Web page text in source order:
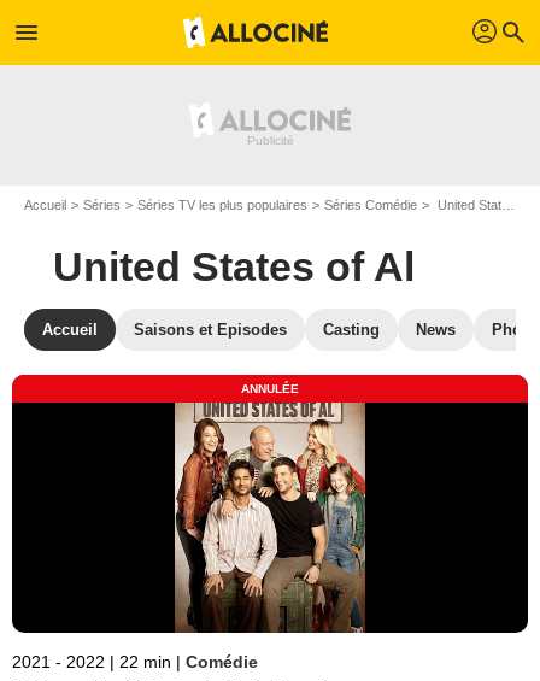
menu profil search
Accueil Séries Séries TV les plus populaires Séries Comédie United States of Al
United States of Al
Accueil Saisons et Episodes Casting News
ANNULÉE
2021 - 2022 | 22 min | Comédie